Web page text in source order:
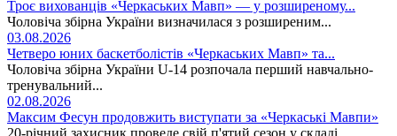
Троє вихованців «Черкаських Мавп» — у розширеному...
Чоловіча збірна України визначилася з розширеним...
03.08.2026
Четверо юних баскетболістів «Черкаських Мавп» та...
Чоловіча збірна України U-14 розпочала перший навчально-
тренувальний...
02.08.2026
Максим Фесун продовжить виступати за «Черкаські Мавпи»